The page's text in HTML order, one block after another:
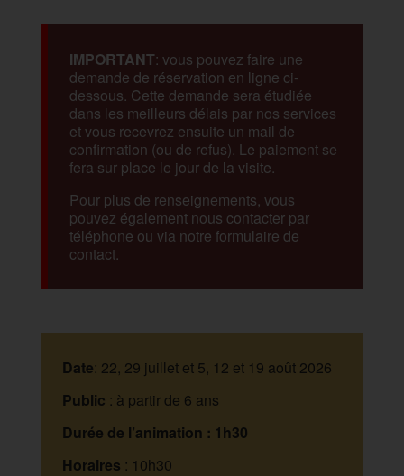
IMPORTANT: vous pouvez faire une
demande de réservation en ligne ci-
dessous. Cette demande sera étudiée
dans les meilleurs délais par nos services
et vous recevrez ensuite un mail de
confirmation (ou de refus). Le paiement se
fera sur place le jour de la visite.
Pour plus de renseignements, vous
pouvez également nous contacter par
téléphone ou via notre formulaire de
contact.
Date: 22, 29 juillet et 5, 12 et 19 août 2026
Public : à partir de 6 ans
Durée de l’animation : 1h30
Horaires : 10h30